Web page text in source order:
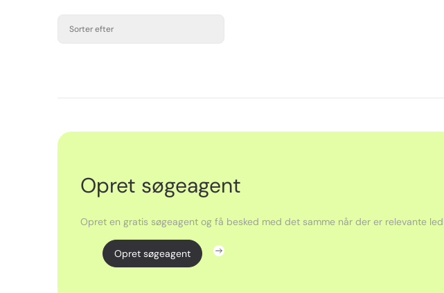
Sorter efter
Opret søgeagent
Opret en gratis søgeagent og få besked med det samme når der er relevante
Opret søgeagent